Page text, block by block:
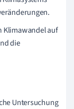
Klimawandel auf
die
Untersuchung